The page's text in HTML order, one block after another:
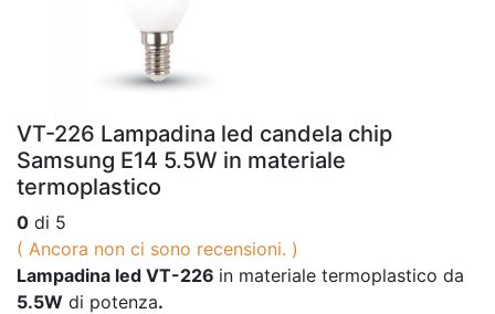
VT-226 Lampadina led candela chip
Samsung E14 5.5W in materiale
termoplastico
0 di 5
( Ancora non ci sono recensioni. )
Lampadina led VT-226 in materiale termoplastico da
5.5W di potenza.